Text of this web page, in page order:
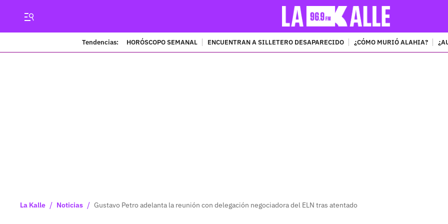
Tendencias: HORÓSCOPO SEMANAL ENCUENTRAN A SILLETERO DESAPARECIDO ¿CÓMO MURIÓ ALAHIA?
La Kalle / Noticias / Gustavo Petro adelanta la reunión con delegación negociadora del ELN tras atentado